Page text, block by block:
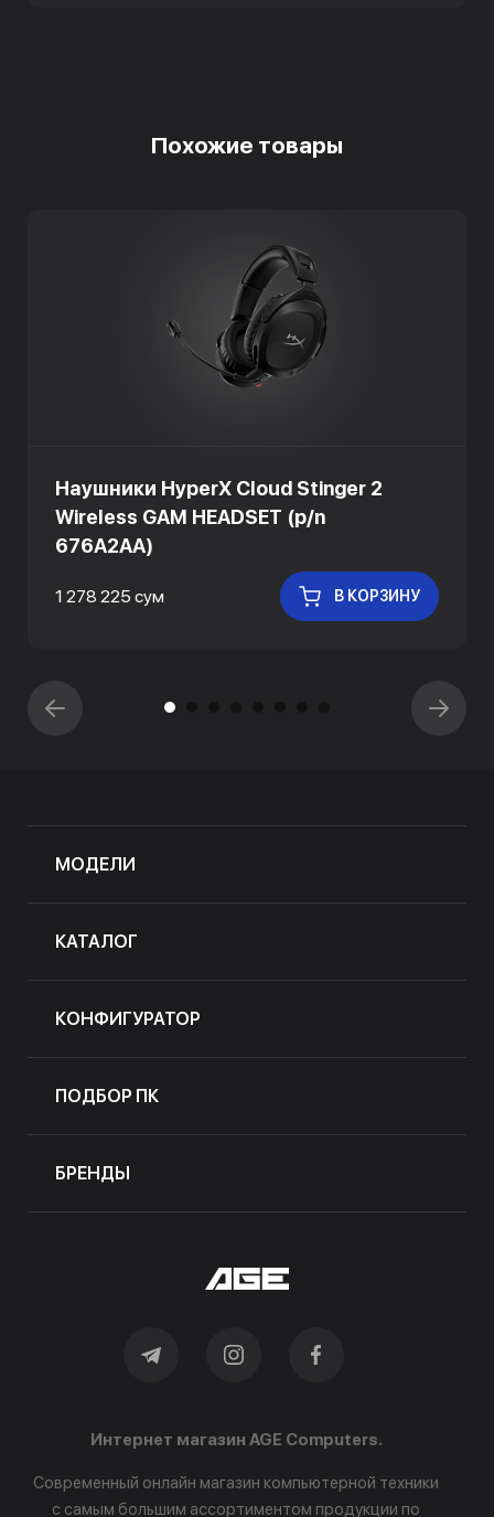
Похожие товары
Наушники HyperX Cloud Stinger 2
Wireless GAM HEADSET (p/n
676A2AA)
1 278 225 сум В КОРЗИНУ
МОДЕЛИ
КАТАЛОГ
КОНФИГУРАТОР
ПОДБОР ПК
БРЕНДЫ
Интернет магазин AGE Computers.
Современный онлайн магазин компьютерной техники
с самым большим ассортиментом продукции по